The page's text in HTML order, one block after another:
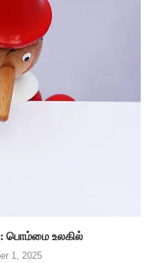
பொம்மை உலகில்
1, 2025